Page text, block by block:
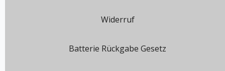
Widerruf
Batterie Rückgabe Gesetz